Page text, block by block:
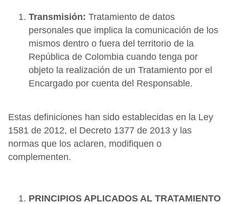
Transmisión: Tratamiento de datos
personales que implica la comunicación de los
mismos dentro o fuera del territorio de la
República de Colombia cuando tenga por
objeto la realización de un Tratamiento por el
Encargado por cuenta del Responsable.
Estas definiciones han sido establecidas en la Ley
1581 de 2012, el Decreto 1377 de 2013 y las
normas que los aclaren, modifiquen o
complementen.
PRINCIPIOS APLICADOS AL TRATAMIENTO